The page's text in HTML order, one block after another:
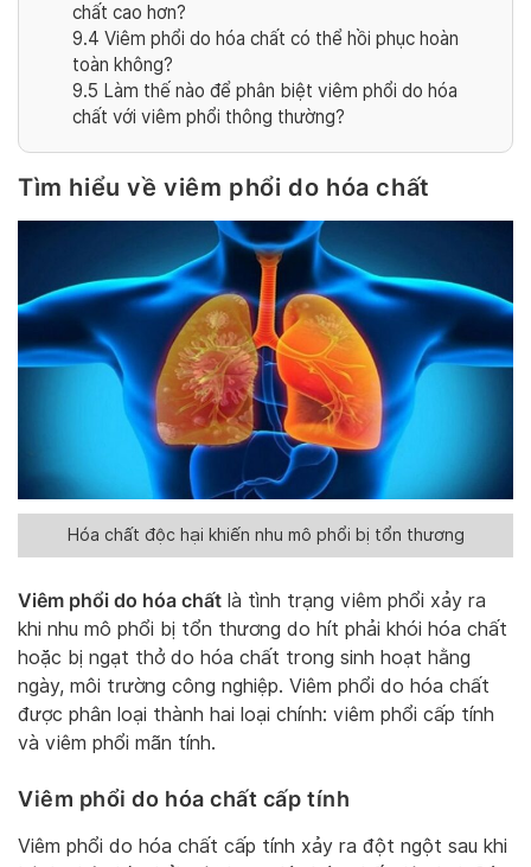
chất cao hơn?
9.4 Viêm phổi do hóa chất có thể hồi phục hoàn
toàn không?
9.5 Làm thế nào để phân biệt viêm phổi do hóa
chất với viêm phổi thông thường?
Tìm hiểu về viêm phổi do hóa chất
Hóa chất độc hại khiến nhu mô phổi bị tổn thương
Viêm phổi do hóa chất là tình trạng viêm phổi xảy ra
khi nhu mô phổi bị tổn thương do hít phải khói hóa chất
hoặc bị ngạt thở do hóa chất trong sinh hoạt hằng
ngày, môi trường công nghiệp. Viêm phổi do hóa chất
được phân loại thành hai loại chính: viêm phổi cấp tính
và viêm phổi mãn tính.
Viêm phổi do hóa chất cấp tính
Viêm phổi do hóa chất cấp tính xảy ra đột ngột sau khi